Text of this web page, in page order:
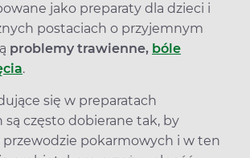
jako preparaty dla dzieci i
postaciach o przyjemnym
problemy trawienne, bóle
.
się w preparatach
często dobierane tak, by
przewodzie pokarmowych i w ten